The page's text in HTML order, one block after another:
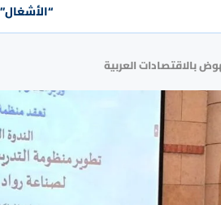
بالاقتصادات العربية